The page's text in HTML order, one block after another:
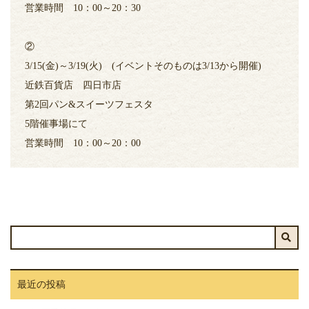
営業時間 10：00～20：30
②
3/15(金)～3/19(火) (イベントそのものは3/13から開催)
近鉄百貨店 四日市店
第2回パン&スイーツフェスタ
5階催事場にて
営業時間 10：00～20：00
最近の投稿